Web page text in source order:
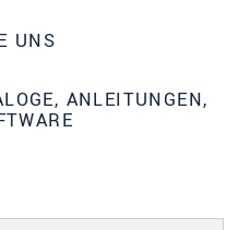
UNS
ANLEITUNGEN,